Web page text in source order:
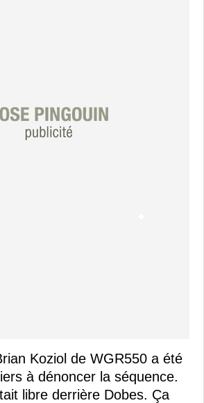
Koziol de WGR550 a été
à dénoncer la séquence.
libre derrière Dobes. Ça